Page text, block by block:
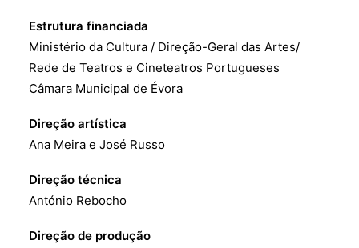
Estrutura financiada
Ministério da Cultura / Direção-Geral das Artes/
Rede de Teatros e Cineteatros Portugueses
Câmara Municipal de Évora
Direção artística
Ana Meira e José Russo
Direção técnica
António Rebocho
Direção de produção